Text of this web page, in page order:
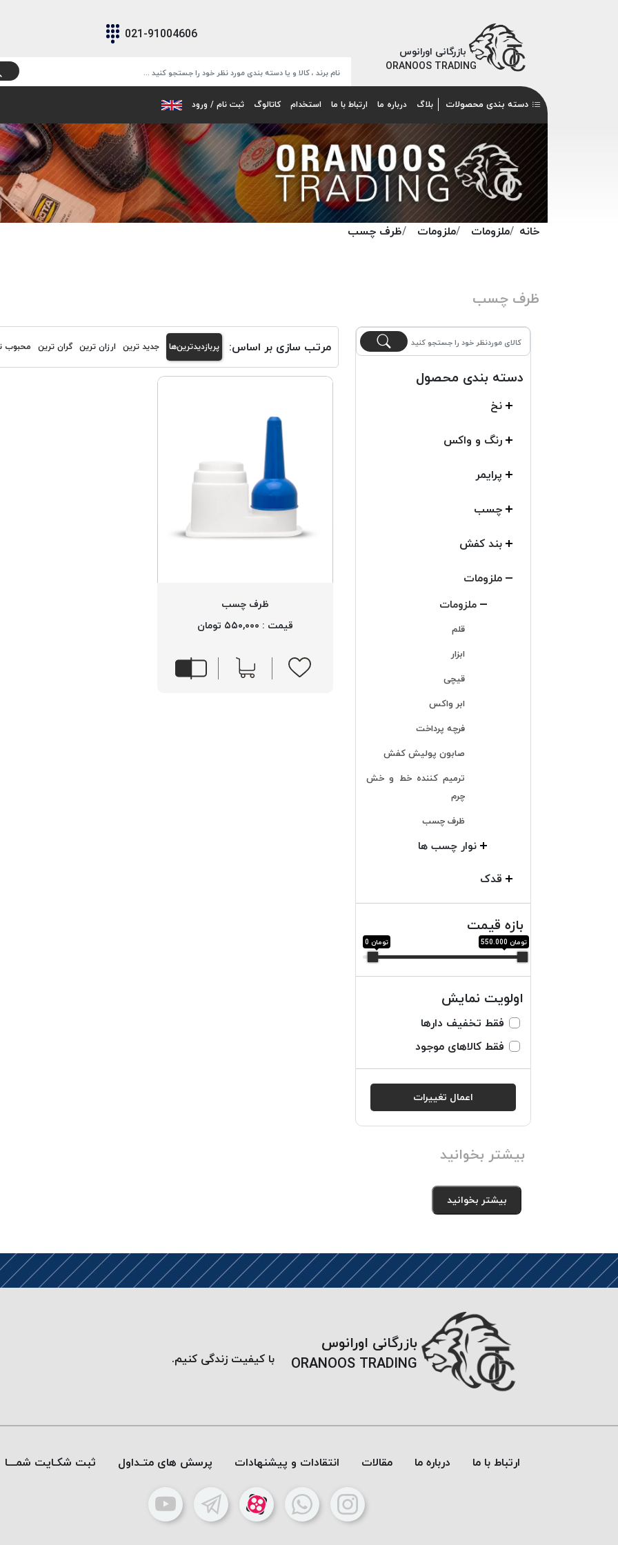
بازرگانی اورانوس
ORANOOS TRADING
021-91004606
دسته بندی محصولات بلاگ درباره ما ارتباط با ما استخدام کاتالوگ ثبت نام / ورود
خانه ملزومات ملزومات ظرف چسب
ظرف چسب
دسته بندی محصول
نخ
رنگ و واکس
پرایمر
چسب
بند کفش
ملزومات
ملزومات
قلم
ابزار
قیچی
ابر واکس
فرچه پرداخت
صابون پولیش کفش
ترمیم کننده خط و خش
چرم
ظرف چسب
نوار چسب ها
قدک
بازه قیمت
تومان 0 تومان 550.000
اولویت نمایش
فقط تخفیف دارها
فقط کالاهای موجود
اعمال تغییرات
مرتب سازی بر اساس: پربازدیدترین‌ها جدید ترین ارزان ترین گران ترین محبوب
ظرف چسب
قیمت : ۵۵۰,۰۰۰ تومان
بیشتر بخوانید
بیشتر بخوانید
بازرگانی اورانوس
ORANOOS TRADING
با کیفیت زندگی کنیم.
ارتباط با ما درباره ما مقالات انتقادات و پیشنهادات پرسش های متـداول ثبت شکـایت شمـــا